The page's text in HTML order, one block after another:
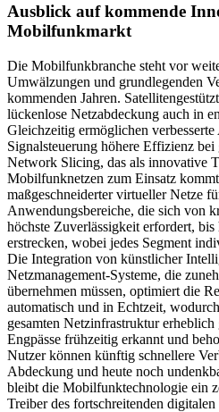
Ausblick auf kommende
Mobilfunkmarkt
Die Mobilfunkbranche steht vor
Umwälzungen und grundlegenden
kommenden Jahren.
lückenlose Netzabdeckung auch in
Gleichzeitig ermöglichen
Signalsteuerung höhere Effizienz
Network Slicing, das als innovative
Mobilfunknetzen zum Einsatz
maßgeschneiderter virtueller Netze
Anwendungsbereiche, die sich von
höchste Zuverlässigkeit erfordert,
erstrecken, wobei jedes Segment
Die Integration von künstlicher
Netzmanagement-Systeme, die
übernehmen müssen, optimiert die
automatisch und in Echtzeit,
gesamten Netzinfrastruktur
Engpässe frühzeitig erkannt und
Nutzer können künftig schnellere
Abdeckung und heute noch
bleibt die Mobilfunktechnologie ein
Treiber des fortschreitenden